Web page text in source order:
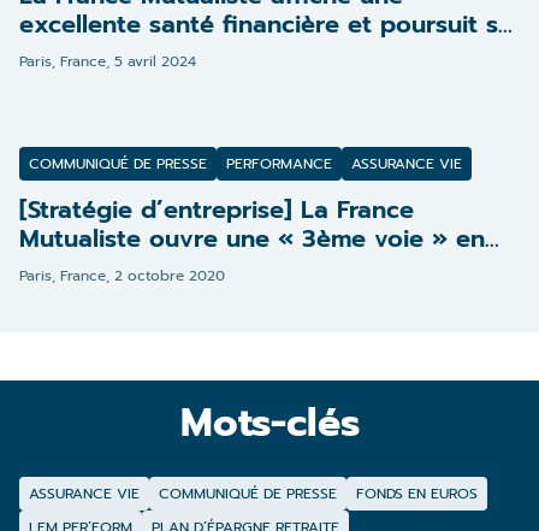
excellente santé financière et poursuit sa
mission redistributive
Paris, France, 5 avril 2024
COMMUNIQUÉ DE PRESSE PERFORMANCE ASSURANCE VIE
[Stratégie d’entreprise] La France
Mutualiste ouvre une « 3ème voie » en
assurance vie
Paris, France, 2 octobre 2020
Mots-clés
ASSURANCE VIE COMMUNIQUÉ DE PRESSE
FONDS EN EUROS